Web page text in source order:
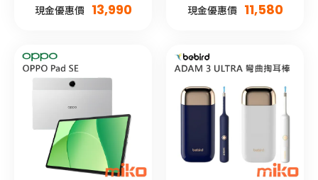
現金優惠價 13,990
現金優惠價 11,580